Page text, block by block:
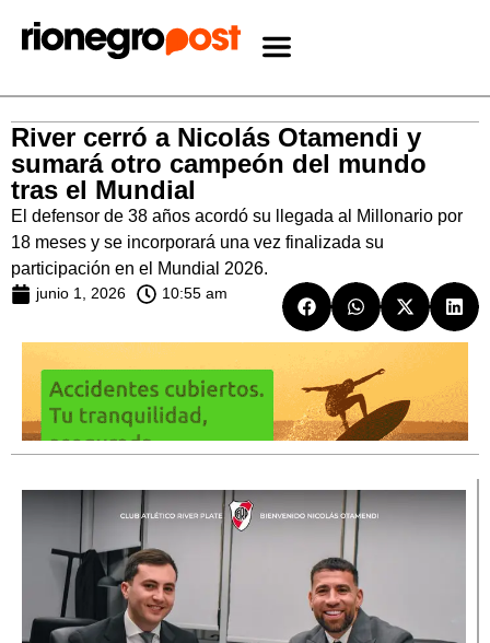
River cerró a Nicolás Otamendi y
sumará otro campeón del mundo
tras el Mundial
El defensor de 38 años acordó su llegada al Millonario por
18 meses y se incorporará una vez finalizada su
participación en el Mundial 2026.
junio 1, 2026 10:55 am